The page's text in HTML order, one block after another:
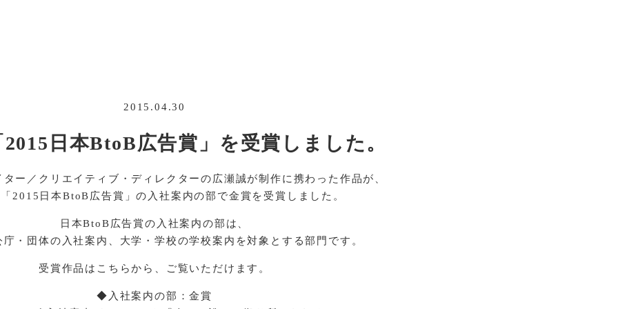
2015.04.30
日本BtoB広告賞」を受賞しました。
ー／クリエイティブ・ディレクターの広瀬誠が制作に携わった作品が、
2015日本BtoB広告賞」の入社案内の部で金賞を受賞しました。
日本BtoB広告賞の入社案内の部は、
庁・団体の入社案内、大学・学校の学校案内を対象とする部門です。
受賞作品はこちらから、ご覧いただけます。
◆入社案内の部：金賞